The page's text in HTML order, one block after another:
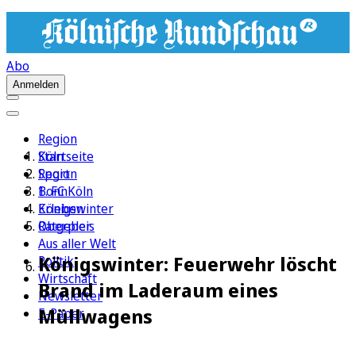
Abo
Anmelden
Region
Köln
Sport
1. FC Köln
Erleben
Ratgeber
Aus aller Welt
Politik
Wirtschaft
Newsletter
E-Paper
Startseite
Region
Bonn
Königswinter
Oberpleis
Königswinter: Feuerwehr löscht
Brand im Laderaum eines
Müllwagens